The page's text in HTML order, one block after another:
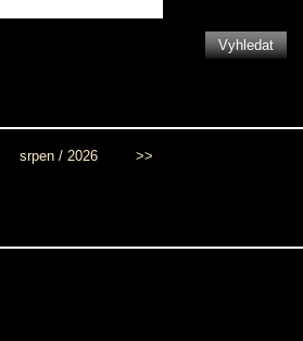
srpen / 2026 >>